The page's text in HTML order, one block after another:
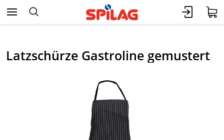
Latzschürze Gastroline gemustert